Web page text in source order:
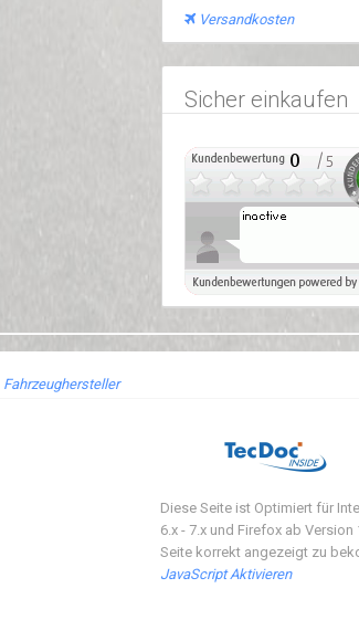
Versandkosten
Sicher einkaufen
Fahrzeughersteller
Diese Seite ist Optimiert für
6.x - 7.x und Firefox ab Version
Seite korrekt angezeigt zu
JavaScript Aktivieren